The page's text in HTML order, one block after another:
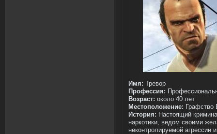
Имя: Тревор
Профессия:
Возраст: около 40 лет
Местоположение: Графство
История: Настоящий
наркотики, ведом своими
неконтролируемой агрессии